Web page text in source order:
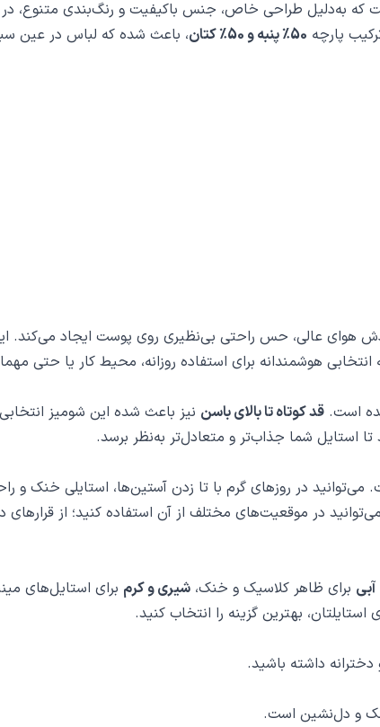
به‌دلیل طراحی خاص، جنس باکیفیت و رنگ‌بندی متنوع، در
پارچه 50٪ پنبه و 50٪ کتان
، باعث شده که لباس در عین
هوای عالی، حس راحتی بی‌نظیری روی پوست ایجاد می‌کند.
هوشمندانه برای استفاده روزانه، محیط کار یا حتی
است. قد کوتاه تا بالای باسن نیز باعث شده این شومیز
استایل شما جذاب‌تر و متعادل‌تر به‌نظر برسد.
در روزهای گرم با تا زدن آستین‌ها، استایلی خنک و
در موقعیت‌های مختلف از آن استفاده کنید؛ از قرارهای
آبی برای ظاهر کلاسیک و خنک، شیری و کرم برای استایل‌های
بهترین گزینه را انتخاب کنید.
داشته باشید.
و دل‌نشین است.